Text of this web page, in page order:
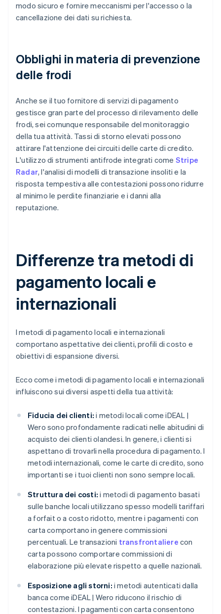
modo sicuro e fornire meccanismi per l'accesso o la
cancellazione dei dati su richiesta.
Obblighi in materia di prevenzione
delle frodi
Anche se il tuo fornitore di servizi di pagamento
gestisce gran parte del processo di rilevamento delle
frodi, sei comunque responsabile del monitoraggio
della tua attività. Tassi di storno elevati possono
attirare l'attenzione dei circuiti delle carte di credito.
L'utilizzo di strumenti antifrode integrati come Stripe
Radar, l'analisi di modelli di transazione insoliti e la
risposta tempestiva alle contestazioni possono ridurre
al minimo le perdite finanziarie e i danni alla
reputazione.
Differenze tra metodi di
pagamento locali e
internazionali
I metodi di pagamento locali e internazionali
comportano aspettative dei clienti, profili di costo e
obiettivi di espansione diversi.
Ecco come i metodi di pagamento locali e internazionali
influiscono sui diversi aspetti della tua attività:
Fiducia dei clienti: i metodi locali come iDEAL |
Wero sono profondamente radicati nelle abitudini di
acquisto dei clienti olandesi. In genere, i clienti si
aspettano di trovarli nella procedura di pagamento. I
metodi internazionali, come le carte di credito, sono
importanti se i tuoi clienti non sono sempre locali.
Struttura dei costi: i metodi di pagamento basati
sulle banche locali utilizzano spesso modelli tariffari
a forfait o a costo ridotto, mentre i pagamenti con
carta comportano in genere commissioni
percentuali. Le transazioni transfrontaliere con
carta possono comportare commissioni di
elaborazione più elevate rispetto a quelle nazionali.
Esposizione agli storni: i metodi autenticati dalla
banca come iDEAL | Wero riducono il rischio di
contestazioni. I pagamenti con carta consentono